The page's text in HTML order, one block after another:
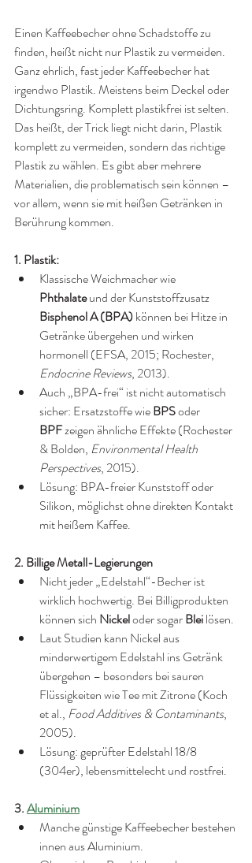
Einen Kaffeebecher ohne Schadstoffe zu
finden, heißt nicht nur Plastik zu vermeiden.
Ganz ehrlich, fast jeder Kaffeebecher hat
irgendwo Plastik. Meistens beim Deckel oder
Dichtungsring. Komplett plastikfrei ist selten.
Das heißt, der Trick liegt nicht darin, Plastik
komplett zu vermeiden, sondern das richtige
Plastik zu wählen. Es gibt aber mehrere
Materialien, die problematisch sein können –
vor allem, wenn sie mit heißen Getränken in
Berührung kommen.
1. Plastik:
Klassische Weichmacher wie
Phthalate und der Kunststoffzusatz
Bisphenol A (BPA) können bei Hitze in
Getränke übergehen und wirken
hormonell (EFSA, 2015; Rochester,
Endocrine Reviews, 2013).
Auch „BPA-frei“ ist nicht automatisch
sicher: Ersatzstoffe wie BPS oder
BPF zeigen ähnliche Effekte (Rochester
& Bolden, Environmental Health
Perspectives, 2015).
Lösung: BPA-freier Kunststoff oder
Silikon, möglichst ohne direkten Kontakt
mit heißem Kaffee.
2. Billige Metall-Legierungen
Nicht jeder „Edelstahl“-Becher ist
wirklich hochwertig. Bei Billigprodukten
können sich Nickel oder sogar Blei lösen.
Laut Studien kann Nickel aus
minderwertigem Edelstahl ins Getränk
übergehen – besonders bei sauren
Flüssigkeiten wie Tee mit Zitrone (Koch
et al., Food Additives & Contaminants,
2005).
Lösung: geprüfter Edelstahl 18/8
(304er), lebensmittelecht und rostfrei.
3. Aluminium
Manche günstige Kaffeebecher bestehen
innen aus Aluminium.